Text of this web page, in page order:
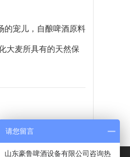
的宠儿，自酿啤酒原料
大麦所具有的天然保
请您留言
山东豪鲁啤酒设备有限公司咨询热